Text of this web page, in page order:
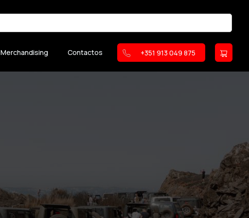
Merchandising Contactos +351 913 049 875